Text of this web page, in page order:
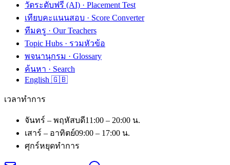
วัดระดับฟรี (AI) · Placement Test
เทียบคะแนนสอบ · Score Converter
ทีมครู · Our Teachers
Topic Hubs · รวมหัวข้อ
พจนานุกรม · Glossary
ค้นหา · Search
English 🇬🇧
เวลาทำการ
จันทร์ – พฤหัสบดี11:00 – 20:00 น.
เสาร์ – อาทิตย์09:00 – 17:00 น.
ศุกร์หยุดทำการ